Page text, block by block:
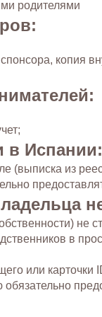
родителями
копия
в Испании:
(выписка из
не
в
или карточки